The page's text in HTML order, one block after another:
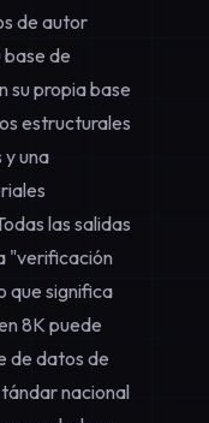
de autor
base de
su propia base
estructurales
una
las salidas
"verificación
que significa
8K puede
de datos de
nacional